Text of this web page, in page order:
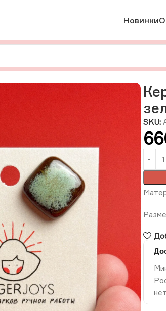
Новинки
брошки Керамические серьги, бурого
SKU: